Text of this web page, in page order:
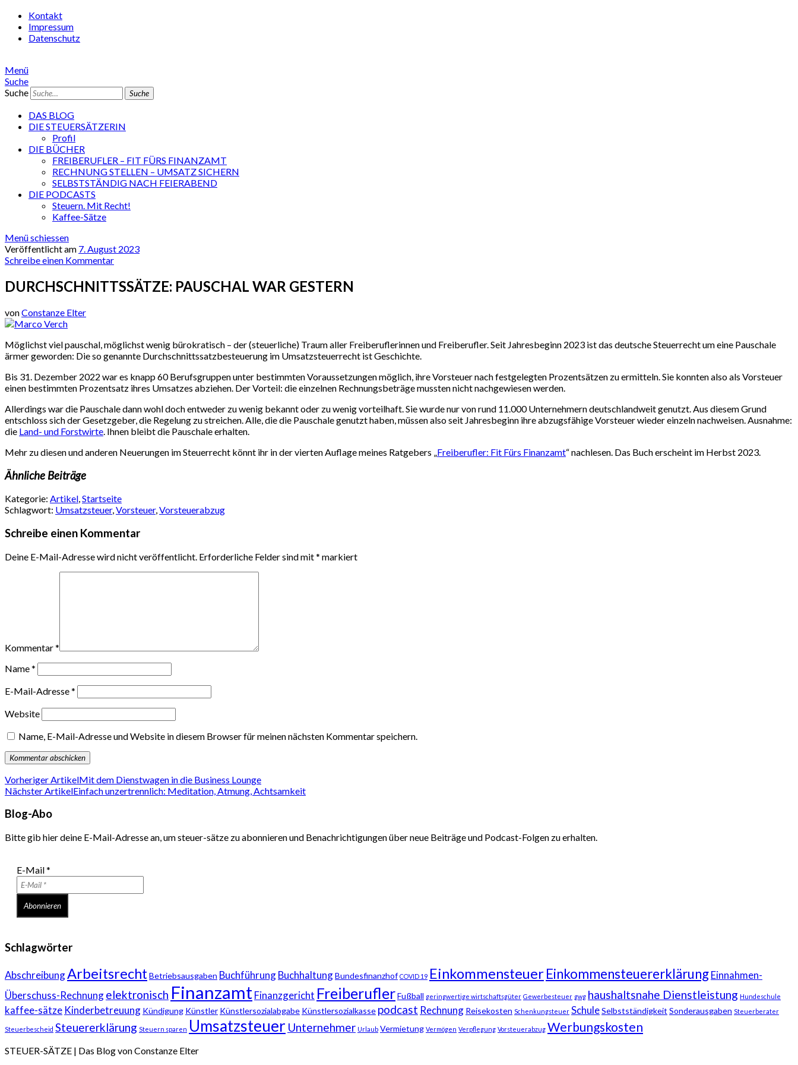
Kontakt
Impressum
Datenschutz
Menü
Suche
Suche
DAS BLOG
DIE STEUERSÄTZERIN
Profil
DIE BÜCHER
FREIBERUFLER – FIT FÜRS FINANZAMT
RECHNUNG STELLEN – UMSATZ SICHERN
SELBSTSTÄNDIG NACH FEIERABEND
DIE PODCASTS
Steuern. Mit Recht!
Kaffee-Sätze
Menü schiessen
Veröffentlicht am 7. August 2023
Schreibe einen Kommentar
DURCHSCHNITTSSÄTZE: PAUSCHAL WAR GESTERN
vonConstanze Elter
Möglichst viel pauschal, möglichst wenig bürokratisch – der (steuerliche) Traum aller Freiberuflerinnen und Freiberufler. Seit Jahresbeginn 2023 ist das deutsche Steuerrecht um eine Pauschale
ärmer geworden: Die so genannte Durchschnittssatzbesteuerung im Umsatzsteuerrecht ist Geschichte.
Bis 31. Dezember 2022 war es knapp 60 Berufsgruppen unter bestimmten Voraussetzungen möglich, ihre Vorsteuer nach festgelegten Prozentsätzen zu ermitteln. Sie konnten also als Vorsteuer
einen bestimmten Prozentsatz ihres Umsatzes abziehen. Der Vorteil: die einzelnen Rechnungsbeträge mussten nicht nachgewiesen werden.
Allerdings war die Pauschale dann wohl doch entweder zu wenig bekannt oder zu wenig vorteilhaft. Sie wurde nur von rund 11.000 Unternehmern deutschlandweit genutzt. Aus diesem Grund
entschloss sich der Gesetzgeber, die Regelung zu streichen. Alle, die die Pauschale genutzt haben, müssen also seit Jahresbeginn ihre abzugsfähige Vorsteuer wieder einzeln nachweisen. Ausnahme:
die Land- und Forstwirte. Ihnen bleibt die Pauschale erhalten.
Mehr zu diesen und anderen Neuerungen im Steuerrecht könnt ihr in der vierten Auflage meines Ratgebers „Freiberufler: Fit Fürs Finanzamt“ nachlesen. Das Buch erscheint im Herbst 2023.
Ähnliche Beiträge
Kategorie: Artikel,Startseite
Schlagwort: Umsatzsteuer,Vorsteuer,Vorsteuerabzug
Schreibe einen Kommentar
Deine E-Mail-Adresse wird nicht veröffentlicht. Erforderliche Felder sind mit* markiert
Kommentar*
Name*
E-Mail-Adresse*
Website
Name, E-Mail-Adresse und Website in diesem Browser für meinen nächsten Kommentar speichern.
Vorheriger ArtikelMit dem Dienstwagen in die Business Lounge
Nächster ArtikelEinfach unzertrennlich: Meditation, Atmung, Achtsamkeit
Blog-Abo
Bitte gib hier deine E-Mail-Adresse an, um steuer-sätze zu abonnieren und Benachrichtigungen über neue Beiträge und Podcast-Folgen zu erhalten.
E-Mail*
Schlagwörter
AbschreibungArbeitsrecht Betriebsausgaben BuchführungBuchhaltungBundesfinanzhof COVID 19 EinkommensteuerEinkommensteuererklärungEinnahmen-
Überschuss-Rechnungelektronisch Finanzamt Finanzgericht FreiberuflerFußball geringwertige wirtschaftsgüter Gewerbesteuer gwg haushaltsnahe Dienstleistung Hundeschule
kaffee-sätze Kinderbetreuung Kündigung Künstler Künstlersozialabgabe Künstlersozialkasse podcast Rechnung Reisekosten Schenkungsteuer SchuleSelbstständigkeit Sonderausgaben Steuerberater
Steuerbescheid Steuererklärung Steuern sparen Umsatzsteuer Unternehmer Urlaub Vermietung Vermögen Verpflegung Vorsteuerabzug Werbungskosten
STEUER-SÄTZE | Das Blog von Constanze Elter